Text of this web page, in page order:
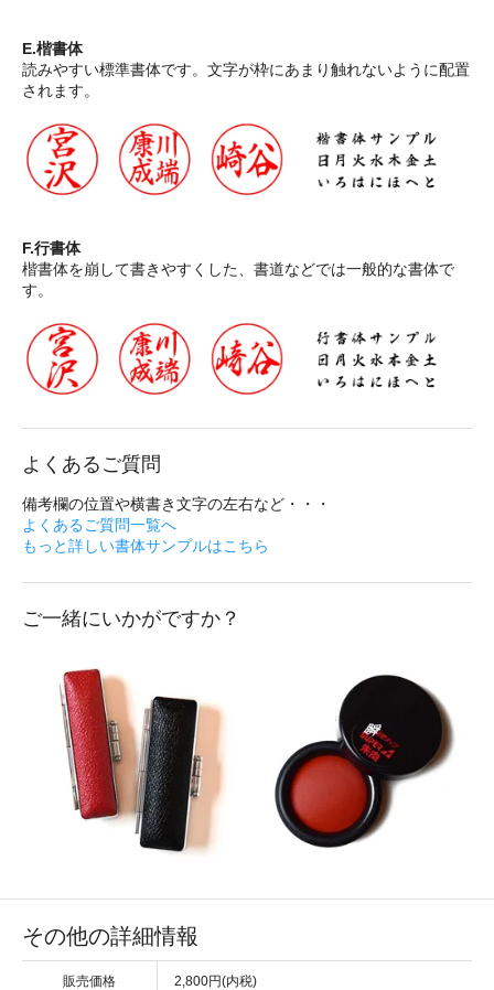
E.楷書体
読みやすい標準書体です。文字が枠にあまり触れないように配置
されます。
F.行書体
楷書体を崩して書きやすくした、書道などでは一般的な書体で
す。
よくあるご質問
備考欄の位置や横書き文字の左右など・・・
よくあるご質問一覧へ
もっと詳しい書体サンプルはこちら
ご一緒にいかがですか？
その他の詳細情報
販売価格 2,800円(内税)